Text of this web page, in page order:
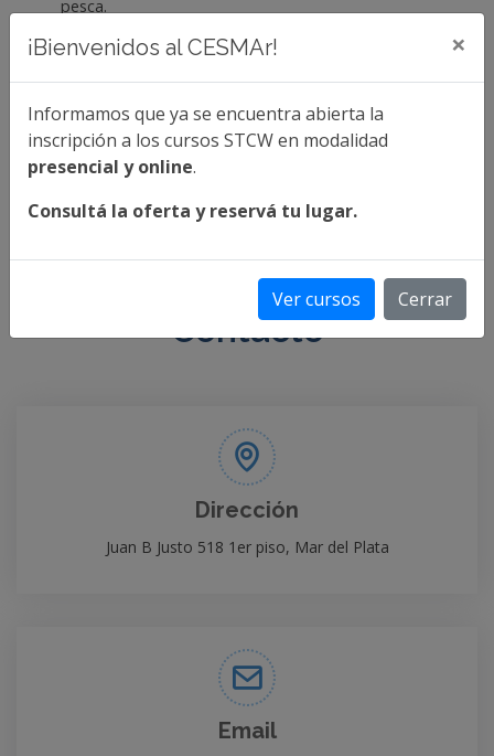
pesca.
INGRESÁ PARA CONOCER LAS FECHAS DE
EXÁMENES LIBRES
Más info
Contacto
Dirección
Juan B Justo 518 1er piso, Mar del Plata
Email
¡Bienvenidos al CESMAr! ×
Informamos que ya se encuentra abierta la
inscripción a los cursos STCW en modalidad
presencial y online.
Consultá la oferta y reservá tu lugar.
Ver cursos Cerrar